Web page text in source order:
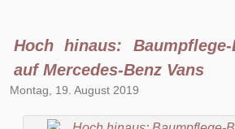
Hoch hinaus:
auf Mercedes-Benz Vans
Montag, 19. August 2019